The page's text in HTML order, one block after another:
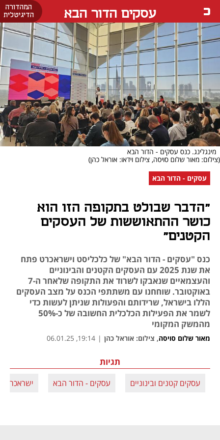
המהדורה
הדיגיטלית
עסקים הדור הבא
מינגלינג. כנס עסקים - הדור הבא
(צילום: מאור שלום סויסה, צילום וידאו: אוראל כהן)
עסקים - הדור הבא
"הדבר שבולט בתקופה הזו הוא
כושר ההתאוששות של העסקים
הקטנים"
כנס "עסקים - הדור הבא" של כלכליסט וישראכרט פתח
את שנת 2025 עם העסקים הקטנים והבינוניים
והעצמאיים שנאבקו לשרוד את התקופה שלאחר ה-7
באוקטובר. שוחחנו עם משתתפי הכנס על מצב העסקים
הללו בישראל, שרידותם והפעולות שניתן לעשות כדי
לשמר את הפעילות הכלכלית החשובה של כ-50%
מהמשק המקומי
מאור שלום סויסה, צילום: אוראל כהן |
19:14, 06.01.25
תגיות
עסקים קטנים ובינוניים עסקים - הדור הבא ישראכרט